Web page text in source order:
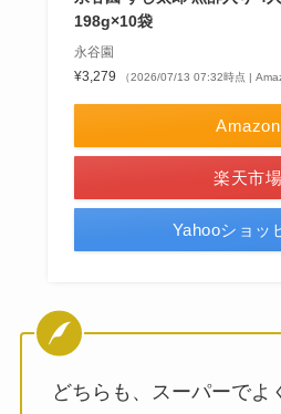
198g×10袋
永谷園
¥3,279
（2026/07/13 07:32時点 |
Amazon
楽天市場
Yahooショッ
どちらも、スーパーでよ